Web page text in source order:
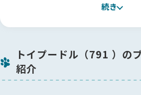
っかりと汲み取ってくださり、「江里
今回はこちらの希望に沿って丁寧にご
感謝しております。
江里川ブリーダーに出会えて、心から良
す！🐶
続き
トイプードル（791 ）の
紹介